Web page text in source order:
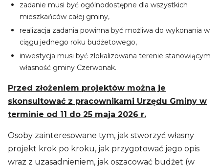
zadanie musi być ogólnodostępne dla wszystkich
mieszkańców całej gminy,
realizacja zadania powinna być możliwa do wykonania w
ciągu jednego roku budżetowego,
inwestycja musi być zlokalizowana terenie stanowiącym
własność gminy Czerwonak.
Przed złożeniem projektów można je
skonsultować z pracownikami Urzędu Gminy w
terminie od 11 do 25 maja 2026 r.
Osoby zainteresowane tym, jak stworzyć własny
projekt krok po kroku, jak przygotować jego opis
wraz z uzasadnieniem, jak oszacować budżet (w